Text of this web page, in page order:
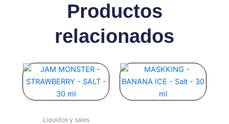
Productos
relacionados
Liquidos y sales
Este
producto
tiene
variantes.
Este
producto
tiene